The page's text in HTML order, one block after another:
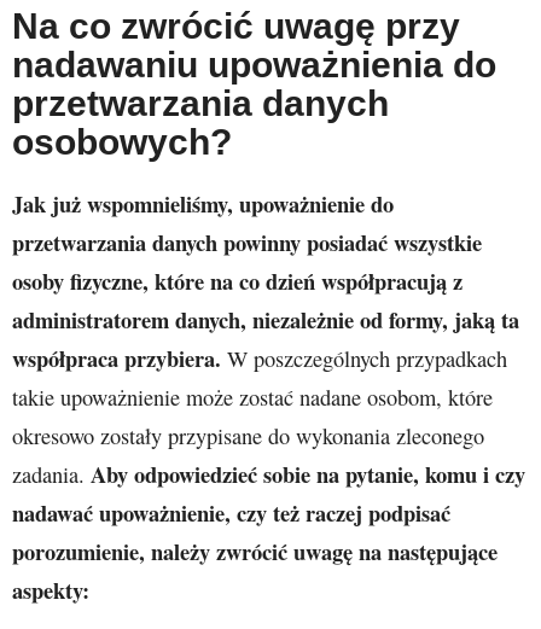
Na co zwrócić uwagę przy
nadawaniu upoważnienia do
przetwarzania danych
osobowych?
Jak już wspomnieliśmy, upoważnienie do
przetwarzania danych powinny posiadać wszystkie
osoby fizyczne, które na co dzień współpracują z
administratorem danych, niezależnie od formy, jaką ta
współpraca przybiera. W poszczególnych przypadkach
takie upoważnienie może zostać nadane osobom, które
okresowo zostały przypisane do wykonania zleconego
zadania. Aby odpowiedzieć sobie na pytanie, komu i czy
nadawać upoważnienie, czy też raczej podpisać
porozumienie, należy zwrócić uwagę na następujące
aspekty: